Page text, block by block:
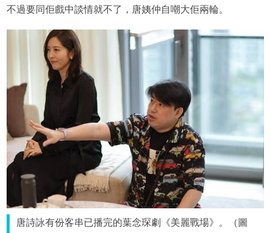
不過要同佢戲中談情就不了，唐姨仲自嘲大佢兩輪。
唐詩詠有份客串已播完的葉念琛劇《美麗戰場》。（圖